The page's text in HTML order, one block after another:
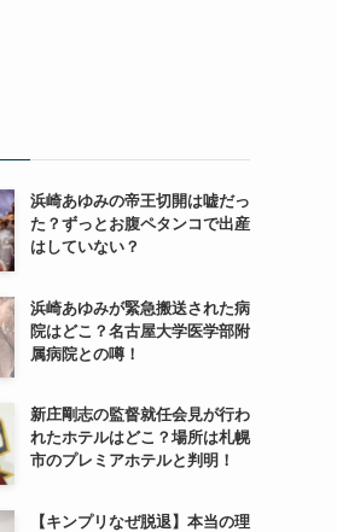
浜崎あゆみの帝王切開は嘘だっ
た？ずっとお腹ペタンコで出産
はしていない？
浜崎あゆみが緊急搬送された病
院はどこ？名古屋大学医学部附
属病院との噂！
新庄剛志の監督就任会見が行わ
れたホテルはどこ？場所は札幌
市のプレミアホテルと判明！
【キンプリなぜ脱退】本当の理